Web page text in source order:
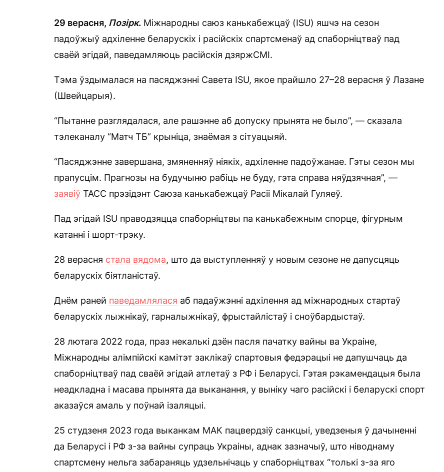
29 верасня, Позірк. Міжнародны саюз канькабежцаў (ISU) яшчэ на сезон
падоўжыў адхіленне беларускіх і расійскіх спартсменаў ад спаборніцтваў пад
сваёй эгідай, паведамляюць расійскія дзяржСМІ.
Тэма ўздымалася на пасяджэнні Савета ISU, якое прайшло 27–28 верасня ў Лазане
(Швейцарыя).
“Пытанне разглядалася, але рашэнне аб допуску прынята не было”, — сказала
тэлеканалу “Матч ТБ” крыніца, знаёмая з сітуацыяй.
“Пасяджэнне завершана, змяненняў ніякіх, адхіленне падоўжанае. Гэты сезон мы
прапусцім. Прагнозы на будучыню рабіць не буду, гэта справа няўдзячная”, —
заявіў ТАСС прэзідэнт Саюза канькабежцаў Расіі Мікалай Гуляеў.
Пад эгідай ISU праводзяцца спаборніцтвы па канькабежным спорце, фігурным
катанні і шорт-трэку.
28 верасня стала вядома, што да выступленняў у новым сезоне не дапусцяць
беларускіх біятланістаў.
Днём раней паведамлялася аб падаўжэнні адхілення ад міжнародных стартаў
беларускіх лыжнікаў, гарналыжнікаў, фрыстайлістаў і сноўбардыстаў.
28 лютага 2022 года, праз некалькі дзён пасля пачатку вайны ва Украіне,
Міжнародны алімпійскі камітэт заклікаў спартовыя федэрацыі не дапушчаць да
спаборніцтваў пад сваёй эгідай атлетаў з РФ і Беларусі. Гэтая рэкамендацыя была
неадкладна і масава прынята да выканання, у выніку чаго расійскі і беларускі спорт
аказаўся амаль у поўнай ізаляцыі.
25 студзеня 2023 года выканкам МАК пацвердзіў санкцыі, уведзеныя ў дачыненні
да Беларусі і РФ з-за вайны супраць Украіны, аднак зазначыў, што ніводнаму
спартсмену нельга забараняць удзельнічаць у спаборніцтвах “толькі з-за яго